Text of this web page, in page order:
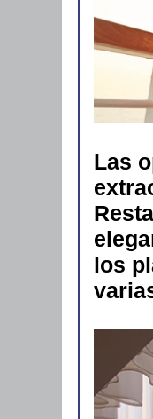
Las
los